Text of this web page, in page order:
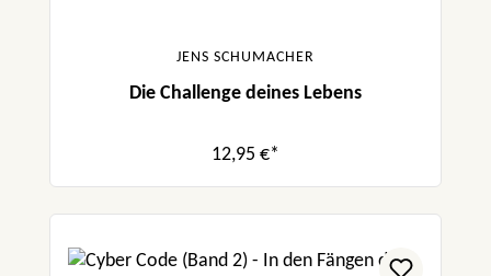
JENS SCHUMACHER
Die Challenge deines Lebens
12,95 €*